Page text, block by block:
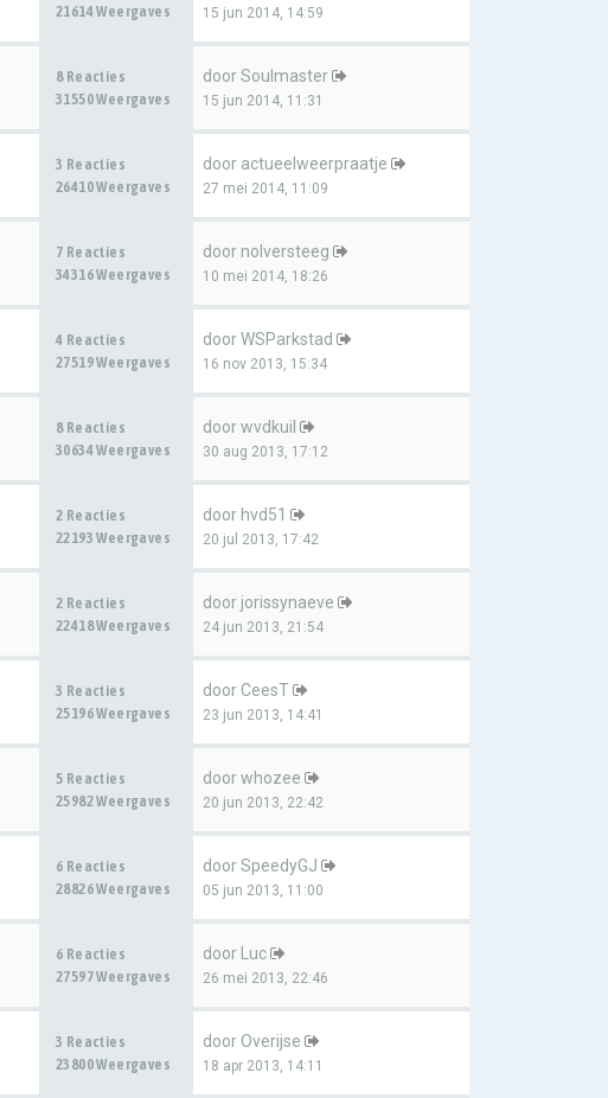
21614 Weergaves
15 jun 2014, 14:59
8 Reacties
31550 Weergaves
doorSoulmaster
15 jun 2014, 11:31
3 Reacties
26410 Weergaves
door actueelweerpraatje
27 mei 2014, 11:09
7 Reacties
34316 Weergaves
door nolversteeg
10 mei 2014, 18:26
4 Reacties
27519 Weergaves
doorWSParkstad
16 nov 2013, 15:34
8 Reacties
30634 Weergaves
doorwvdkuil
30 aug 2013, 17:12
2 Reacties
22193 Weergaves
door hvd51
20 jul 2013, 17:42
2 Reacties
22418 Weergaves
door jorissynaeve
24 jun 2013, 21:54
3 Reacties
25196 Weergaves
doorCeesT
23 jun 2013, 14:41
5 Reacties
25982 Weergaves
doorwhozee
20 jun 2013, 22:42
6 Reacties
28826 Weergaves
doorSpeedyGJ
05 jun 2013, 11:00
6 Reacties
27597 Weergaves
door Luc
26 mei 2013, 22:46
3 Reacties
23800 Weergaves
door Overijse
18 apr 2013, 14:11